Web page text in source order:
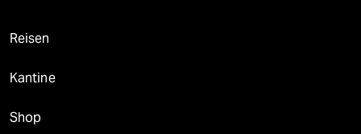
Reisen
Kantine
Shop